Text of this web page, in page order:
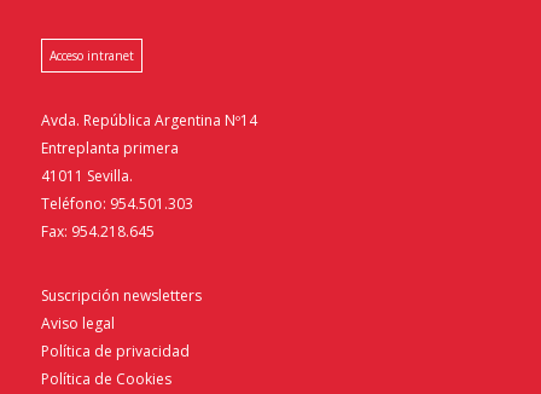
Acceso intranet
Avda. República Argentina Nº14
Entreplanta primera
41011 Sevilla.
Teléfono: 954.501.303
Fax: 954.218.645
Suscripción newsletters
Aviso legal
Política de privacidad
Política de Cookies